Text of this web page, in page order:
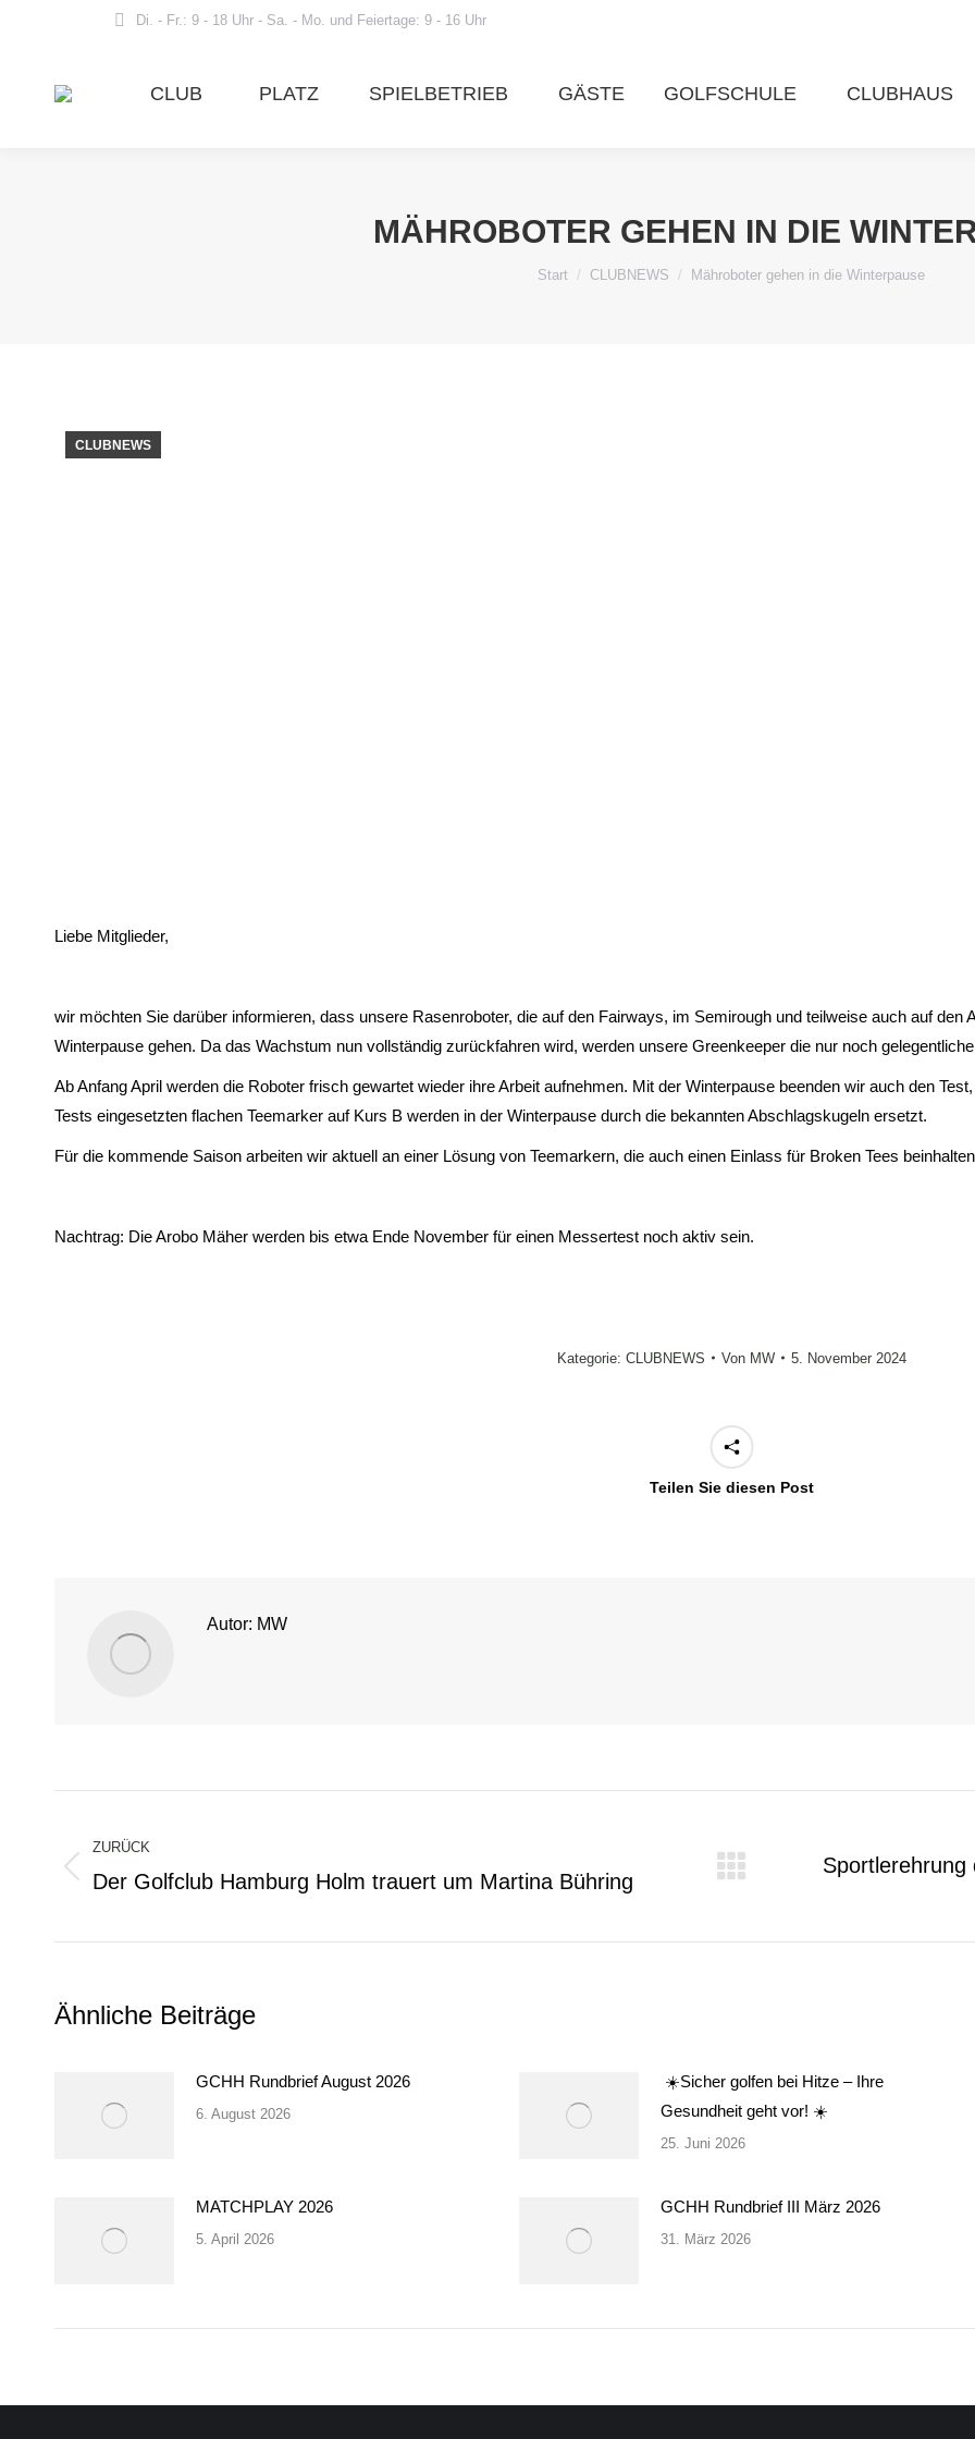
Di. - Fr.: 9 - 18 Uhr - Sa. - Mo. und Feiertage: 9 - 16 Uhr
CLUB PLATZ SPIELBETRIEB GÄSTE GOLFSCHULE CLUBHAUS
MÄHROBOTER GEHEN IN DIE
Sie befinden sich hier:
Start CLUBNEWS Mähroboter gehen in die Winterpause
CLUBNEWS
Liebe Mitglieder,
wir möchten Sie darüber informieren, dass unsere Rasenroboter, die auf den Fairways, im Semirough und teilweise auch auf den
Winterpause gehen. Da das Wachstum nun vollständig zurückfahren wird, werden unsere Greenkeeper die nur noch
Ab Anfang April werden die Roboter frisch gewartet wieder ihre Arbeit aufnehmen. Mit der Winterpause beenden wir auch den
Tests eingesetzten flachen Teemarker auf Kurs B werden in der Winterpause durch die bekannten Abschlagskugeln ersetzt.
Für die kommende Saison arbeiten wir aktuell an einer Lösung von Teemarkern, die auch einen Einlass für Broken Tees
Nachtrag: Die Arobo Mäher werden bis etwa Ende November für einen Messertest noch aktiv sein.
Kategorie: CLUBNEWS Von MW 5. November 2024
Teilen Sie diesen Post
Autor: MW
ZURÜCK
Vorheriger
Der Golfclub Hamburg Holm trauert um Martina Bühring
Nächster
Sportlerehrung
Ähnliche Beiträge
GCHH Rundbrief August 2026
6. August 2026
☀️Sicher golfen bei Hitze – Ihre
Gesundheit geht vor! ☀️
25. Juni 2026
MATCHPLAY 2026
5. April 2026
GCHH Rundbrief III März 2026
31. März 2026